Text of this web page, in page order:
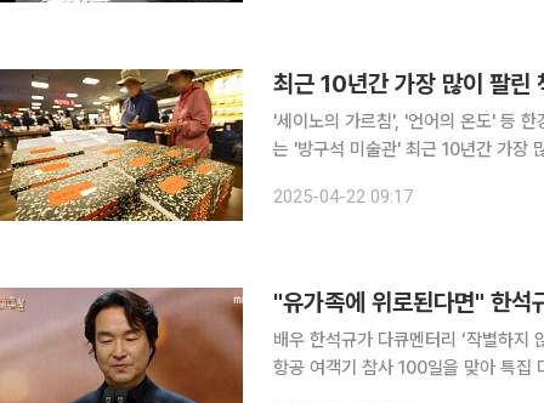
최근 10년간 가장 많이 팔
'세이노의 가르침', '언어의 온도' 등
는 '방구석 미술관' 최근 10년간 가장 많이 팔린 책 1위가 한강의 '소년이 온다'로 나타났다. 한강의
책의 날'을 기념해 발표한 '2016
2025-04-22 09:17
배우 한석규가 다큐멘터리 ‘작별하지 않는다’에
항공 여객기 참사 100일을 맞아 특집